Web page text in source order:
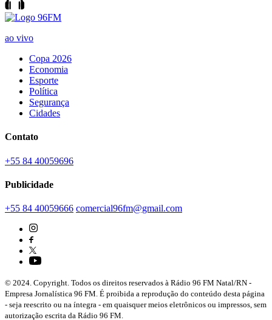
ao vivo
Copa 2026
Economia
Esporte
Política
Segurança
Cidades
Contato
+55 84 40059696
Publicidade
+55 84 40059666 comercial96fm@gmail.com
© 2024. Copyright. Todos os direitos reservados à Rádio 96 FM Natal/RN -
Empresa Jornalística 96 FM. É proibida a reprodução do conteúdo desta página
- seja reescrito ou na íntegra - em quaisquer meios eletrônicos ou impressos, sem
autorização escrita da Rádio 96 FM.